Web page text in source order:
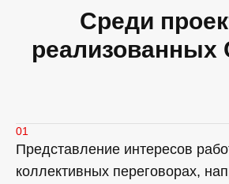
Среди
реализованных
01
Представление интересов
коллективных переговорах,